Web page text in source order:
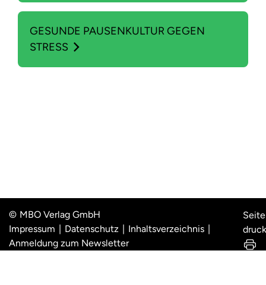
GESUNDE PAUSENKULTUR GEGEN
STRESS
MBO Verlag GmbH
Impressum
Datenschutz
Inhaltsverzeichnis
Anmeldung zum Newsletter
Seite